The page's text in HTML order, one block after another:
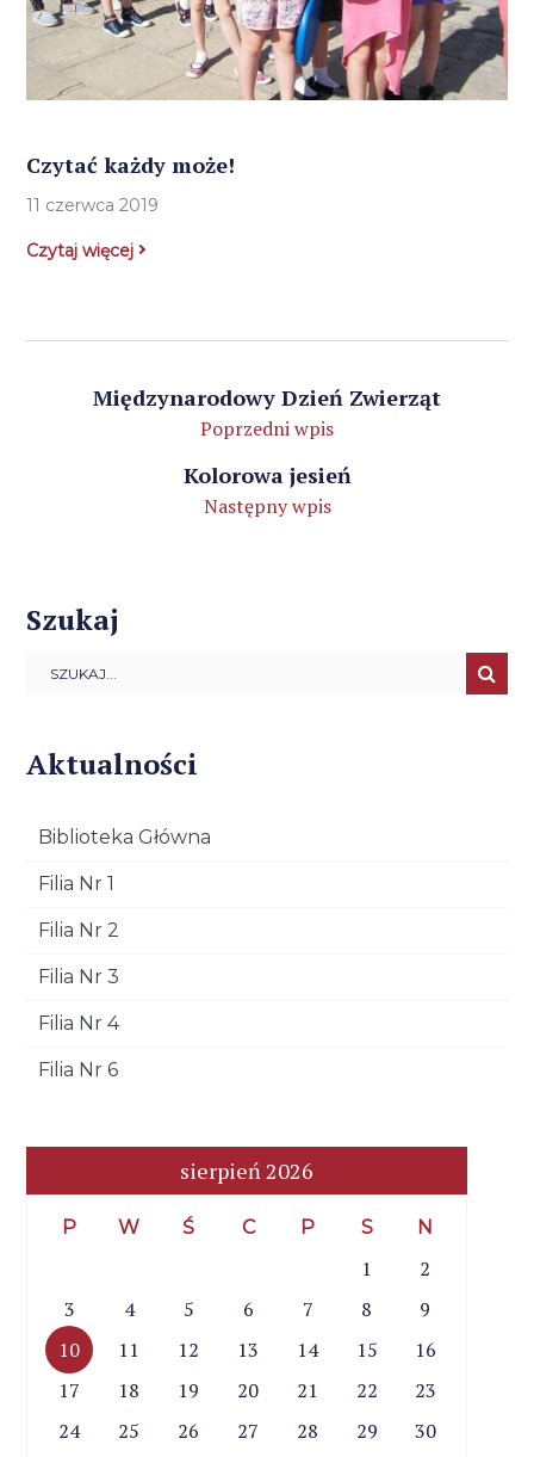
Czytać każdy może!
11 czerwca 2019
Czytaj więcej
Międzynarodowy Dzień Zwierząt
Poprzedni wpis
Kolorowa jesień
Następny wpis
Szukaj
Aktualności
Biblioteka Główna
Filia Nr 1
Filia Nr 2
Filia Nr 3
Filia Nr 4
Filia Nr 6
sierpień 2026
P W Ś C P S N
1
2
3
4 5 6 7 8
9
10
11 12 13 14 15
16
17
18 19 20 21 22
23
24
25 26 27 28 29
30